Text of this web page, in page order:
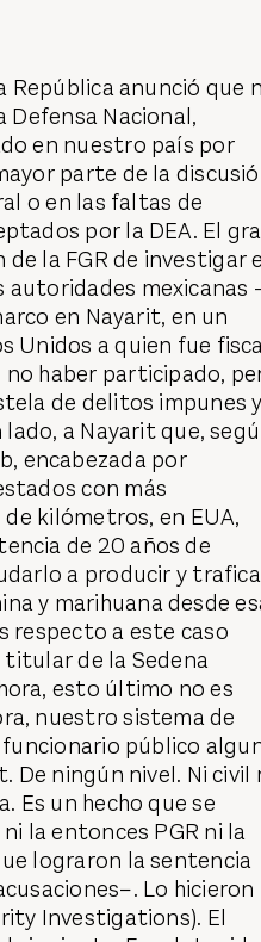
República anunció que
Nacional,
en nuestro país por
parte de la
o en las faltas de
por la DEA. El
la FGR de investigar
mexicanas
en Nayarit, en un
Unidos a quien fue
haber participado,
de delitos impunes y
a Nayarit que,
encabezada por
con más
kilómetros, en EUA,
de 20 años de
a producir y
y marihuana desde
respecto a este caso
titular de la Sedena
esto último no es
nuestro sistema de
público
De ningún nivel. Ni civil
Es un hecho que se
la entonces PGR ni la
lograron la sentencia
Lo hicieron
Investigations). El